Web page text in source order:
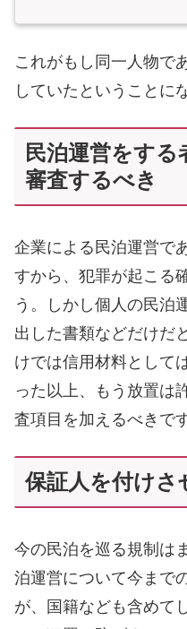
これがもし同一人物で
していたということに
民泊運営をする
審査するべき
企業による民泊運営で
すから、犯罪が起こる
う。しかし個人の民泊
出した書類などだけだ
けでは信用材料として
った以上、もう放置は
査項目を加えるべきです
保証人を付けさ
今の民泊を巡る規制は
泊運営について今まで
が、国籍なども含めて